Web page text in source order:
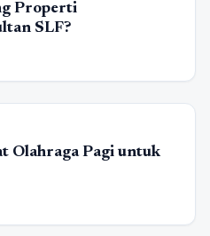
Properti
SLF?
Olahraga Pagi untuk